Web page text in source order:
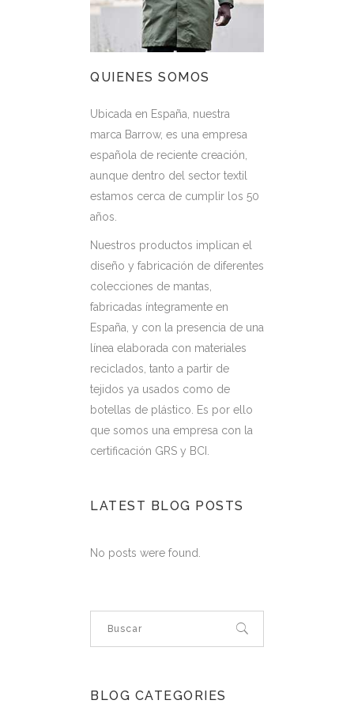
QUIENES SOMOS
Ubicada en España, nuestra
marca Barrow, es una empresa
española de reciente creación,
aunque dentro del sector textil
estamos cerca de cumplir los 50
años.
Nuestros productos implican el
diseño y fabricación de diferentes
colecciones de mantas,
fabricadas íntegramente en
España, y con la presencia de una
línea elaborada con materiales
reciclados, tanto a partir de
tejidos ya usados como de
botellas de plástico. Es por ello
que somos una empresa con la
certificación GRS y BCI.
LATEST BLOG POSTS
No posts were found.
BLOG CATEGORIES